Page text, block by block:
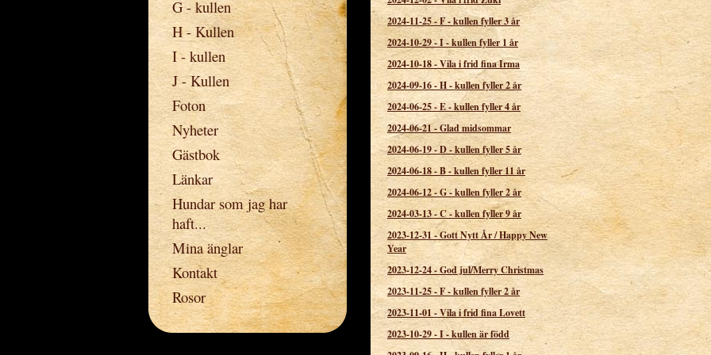
G - kullen
H - Kullen
I - kullen
J - Kullen
Foton
Nyheter
Gästbok
Länkar
Hundar som jag har
haft...
Mina änglar
Kontakt
Rosor
2024-11-25-F - kullen fyller 3 år
2024-10-29-I - kullen fyller 1 år
2024-10-18-Vila i frid fina Irma
2024-09-16-H - kullen fyller 2 år
2024-06-25-E - kullen fyller 4 år
2024-06-21-Glad midsommar
2024-06-19-D - kullen fyller 5 år
2024-06-18-B - kullen fyller 11 år
2024-06-12-G - kullen fyller 2 år
2024-03-13-C - kullen fyller 9 år
2023-12-31-Gott Nytt År / Happy New
Year
2023-12-24-God jul/Merry Christmas
2023-11-25-F - kullen fyller 2 år
2023-11-01 -Vila i frid fina Lovett
2023-10-29-I - kullen är född